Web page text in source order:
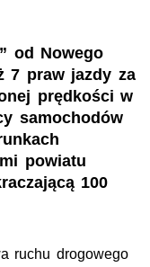
od Nowego
7 praw jazdy za
prędkości w
samochodów
powiatu
100
ruchu drogowego